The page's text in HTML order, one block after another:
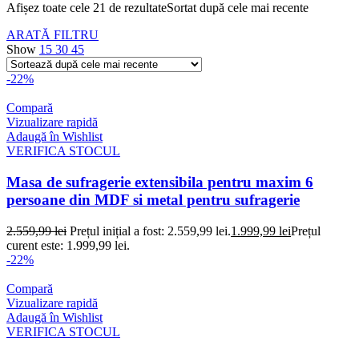
Afișez toate cele 21 de rezultateSortat după cele mai recente
ARATĂ FILTRU
Show 15 30 45
-22%
Compară
Vizualizare rapidă
Adaugă în Wishlist
VERIFICA STOCUL
Masa de sufragerie extensibila pentru maxim 6
persoane din MDF si metal pentru sufragerie
2.559,99lei Prețul inițial a fost: 2.559,99 lei.1.999,99 leiPrețul
curent este: 1.999,99 lei.
-22%
Compară
Vizualizare rapidă
Adaugă în Wishlist
VERIFICA STOCUL